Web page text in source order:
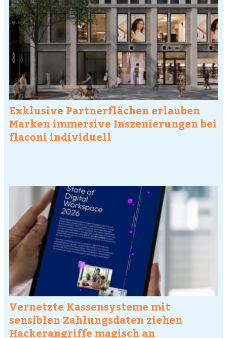
Exklusive Partnerflächen erlauben
Marken immersive Inszenierungen bei
flaconi individuell
Vernetzte Kassensysteme mit
sensiblen Zahlungsdaten ziehen
Hackerangriffe magisch an